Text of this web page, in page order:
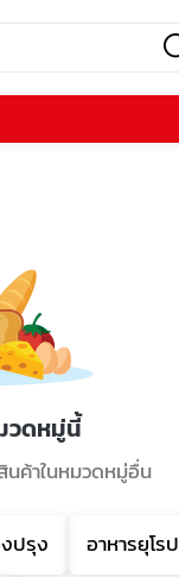
วดหมู่นี้
ค้าในหมวดหมู่อื่น
ปรุง อาหารยุโรป